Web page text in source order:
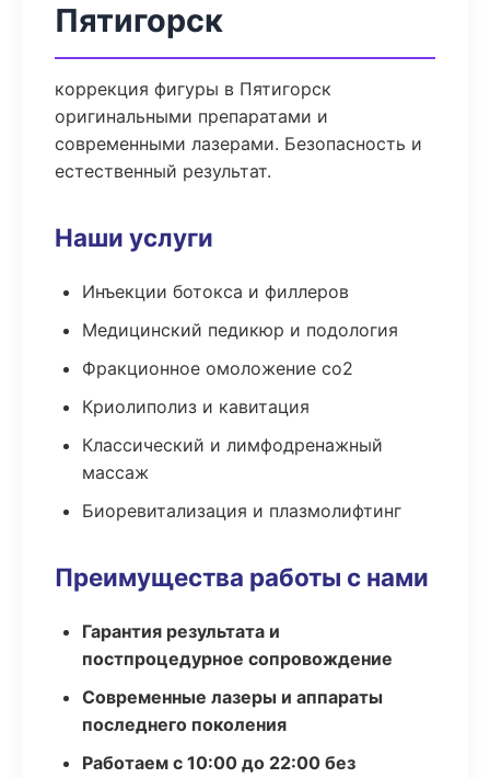
Пятигорск
коррекция фигуры в Пятигорск
оригинальными препаратами и
современными лазерами. Безопасность и
естественный результат.
Наши услуги
Инъекции ботокса и филлеров
Медицинский педикюр и подология
Фракционное омоложение co2
Криолиполиз и кавитация
Классический и лимфодренажный
массаж
Биоревитализация и плазмолифтинг
Преимущества работы с нами
Гарантия результата и
постпроцедурное сопровождение
Современные лазеры и аппараты
последнего поколения
Работаем с 10:00 до 22:00 без